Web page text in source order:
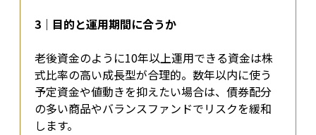
3｜目的と運用期間に合うか
老後資金のように10年以上運用できる資金は株
式比率の高い成長型が合理的。数年以内に使う
予定資金や値動きを抑えたい場合は、債券配分
の多い商品やバランスファンドでリスクを緩和
します。